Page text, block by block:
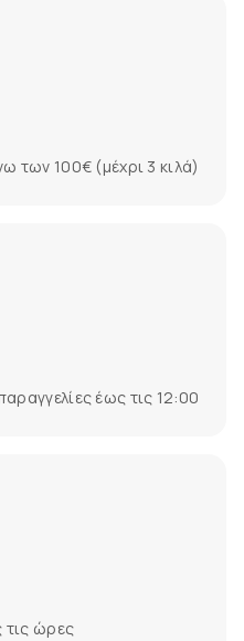
των 100€ (μέχρι 3 κιλά)
έως τις 12:00
τις ώρες